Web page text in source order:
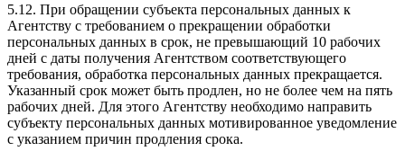
5.12. При обращении субъекта персональных данных к
Агентству с требованием о прекращении обработки
персональных данных в срок, не превышающий 10 рабочих
дней с даты получения Агентством соответствующего
требования, обработка персональных данных прекращается.
Указанный срок может быть продлен, но не более чем на пять
рабочих дней. Для этого Агентству необходимо направить
субъекту персональных данных мотивированное уведомление
с указанием причин продления срока.